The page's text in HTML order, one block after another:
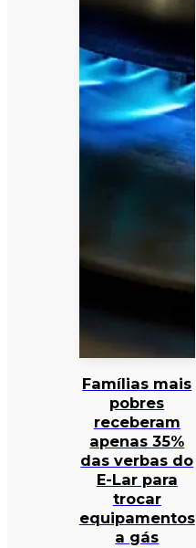
Famílias mais
pobres
receberam
apenas 35%
das verbas do
E-Lar para
trocar
equipamentos
a gás